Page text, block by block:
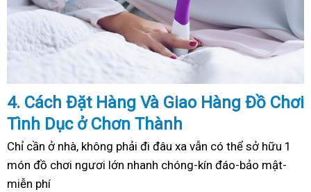
4. Cách Đặt Hàng Và Giao Hàng Đồ Chơi
Tình Dục ở Chơn Thành
Chỉ cần ở nhà, không phải đi đâu xa vẫn có thể sở hữu 1
món đồ chơi ngươi lớn nhanh chóng-kín đáo-bảo mật-
miễn phí